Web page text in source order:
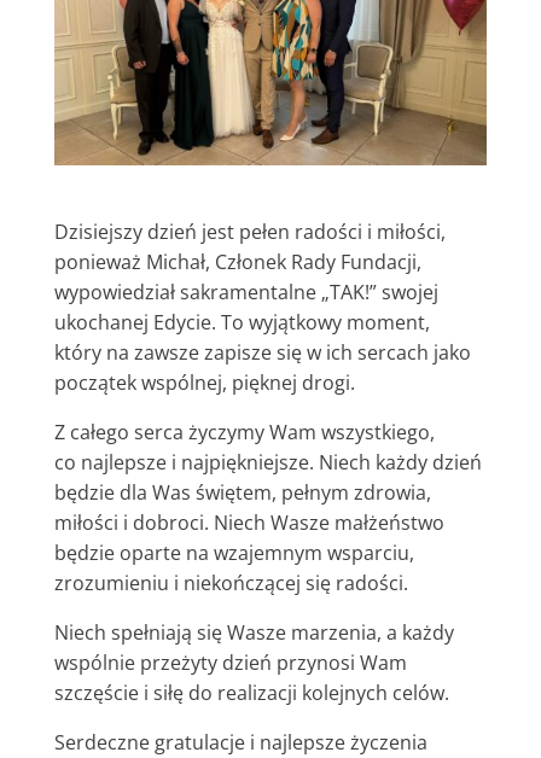
Dzisiejszy dzień jest pełen radości i miłości,
ponieważ Michał, Członek Rady Fundacji,
wypowiedział sakramentalne „TAK!” swojej
ukochanej Edycie. To wyjątkowy moment,
który na zawsze zapisze się w ich sercach jako
początek wspólnej, pięknej drogi.
Z całego serca życzymy Wam wszystkiego,
co najlepsze i najpiękniejsze. Niech każdy dzień
będzie dla Was świętem, pełnym zdrowia,
miłości i dobroci. Niech Wasze małżeństwo
będzie oparte na wzajemnym wsparciu,
zrozumieniu i niekończącej się radości.
Niech spełniają się Wasze marzenia, a każdy
wspólnie przeżyty dzień przynosi Wam
szczęście i siłę do realizacji kolejnych celów.
Serdeczne gratulacje i najlepsze życzenia